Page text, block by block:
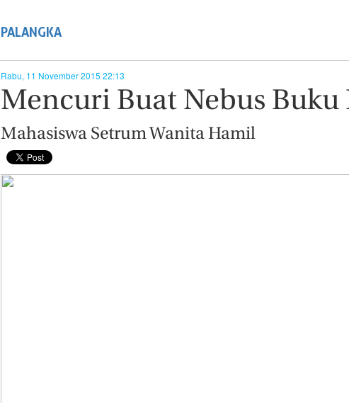
PALANGKA
Rabu, 11 November 2015 22:13
Mencuri Buat Nebus Buku
Mahasiswa Setrum Wanita Hamil